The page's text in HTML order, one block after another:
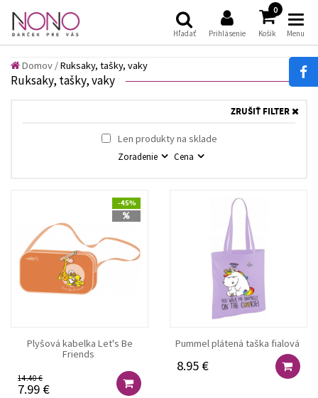
Hľadať Prihlásenie
0
Košík Menu
Domov /Ruksaky, tašky, vaky
Ruksaky, tašky, vaky
Len produkty na sklade
Zoradenie Cena
ZRUŠIŤ FILTER
-45%
Plyšová kabelka Let's Be
Friends
14.40 €
7.99 €
Pummel plátená taška fialová
8.95 €